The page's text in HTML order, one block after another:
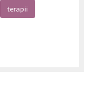
terapii